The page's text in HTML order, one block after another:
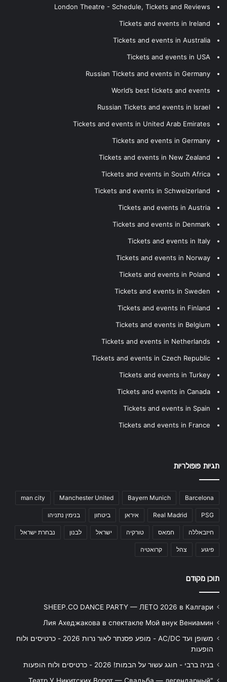
London Theatre - Schedule, Tickets and Reviews
Tickets and events in Ireland
Tickets and events in Australia
Tickets and events in USA
Russian Tickets and events in Germany
World’s best tickets and events
Russian Tickets and events in Israel
Tickets and events in United Arab Emirates
Tickets and events in Germany
Tickets and events in New Zealand
Tickets and events in South Africa
Tickets and events in Schweizerland
Tickets and events in Austria
Tickets and events in Denmark
Tickets and events in Italy
Tickets and events in Norway
Tickets and events in Poland
Tickets and events in Sweden
Tickets and events in Finland
Tickets and events in Belgium
Tickets and events in Netherlands
Tickets and events in Czech Republic
Tickets and events in Turkey
Tickets and events in Canada
Tickets and events in Spain
Tickets and events in France
תגיות פופולריות
Barcelona
Bayern Munich
Manchester United
man city
PSG
Real Madrid איראן ביטחון בנימין נתניהו
חיזבאללה חמאס טורקיה ישראל לבנון נבחרת ישראל
פיגוע צהל קרואטיה
תוכן מקודם
SHEEP.CO DANCE PARTY — ЛЕТО 2026 в Калгари
Лия Ахеджакова в спектакле Мой внук Вениамин
משופן ועד AC/DC - מופע פסנתר לאור נרות 2026 - כרטיסים ולוח
הופעות
בניה ברבי - חוגג עשור על הבמות! 2026 - כרטיסים ולוח הופעות
"Театр У Никитских Ворот — Свадьба — легендарный